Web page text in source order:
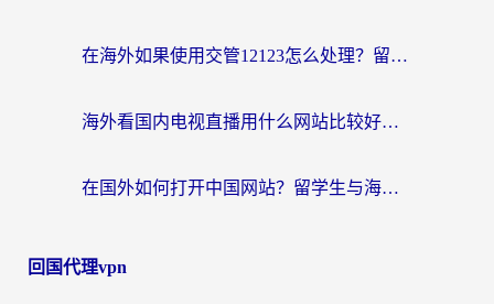
在海外如果使用交管12123怎么处理？留学生亲测有效的回国加速方案
海外看国内电视直播用什么网站比较好？一篇解决你所有追剧难题的实用指南
在国外如何打开中国网站？留学生与海外华人的无缝访问指南
回国代理vpn